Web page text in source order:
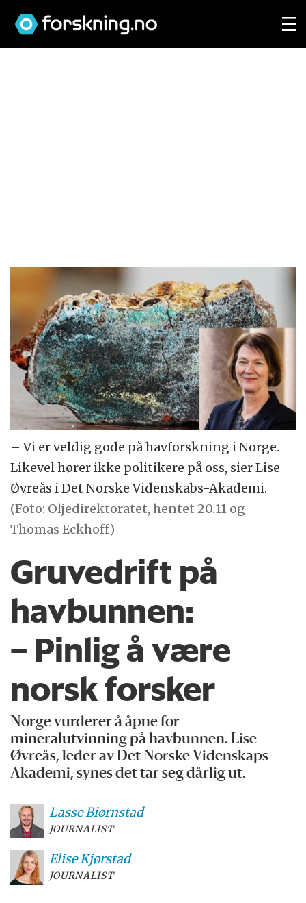
– Vi er veldig gode på havforskning i Norge.
Likevel hører ikke politikere på oss, sier Lise
Øvreås i Det Norske Videnskabs-Akademi.
(Foto: Oljedirektoratet, hentet 20.11 og
Thomas Eckhoff)
Gruvedrift på
havbunnen:
– Pinlig å være
norsk forsker
Norgevurderer å åpne for
mineralutvinning på havbunnen. Lise
Øvreås, leder av Det Norske Videnskaps-
Akademi, synes det tar seg dårlig ut.
LasseBiørnstad
JOURNALIST
EliseKjørstad
JOURNALIST